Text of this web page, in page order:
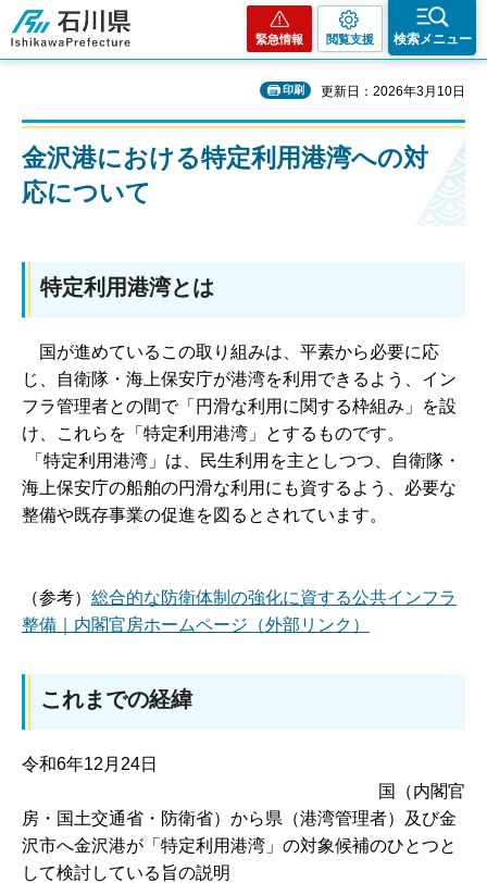
石川県
緊急情報 閲覧支援 検索メニュー
印刷 更新日：2026年3月10日
金沢港における特定利用港湾への対
応について
特定利用港湾とは
国が進めているこの取り組みは、平素から必要に応
じ、自衛隊・海上保安庁が港湾を利用できるよう、イン
フラ管理者との間で「円滑な利用に関する枠組み」を設
け、これらを「特定利用港湾」とするものです。
「特定利用港湾」は、民生利用を主としつつ、自衛隊・
海上保安庁の船舶の円滑な利用にも資するよう、必要な
整備や既存事業の促進を図るとされています。
（参考） 総合的な防衛体制の強化に資する公共インフラ
整備｜内閣官房ホームページ（外部リンク）
これまでの経緯
令和6年12月24日
国（内閣官
房・国土交通省・防衛省）から県（港湾管理者）及び金
沢市へ金沢港が「特定利用港湾」の対象候補のひとつと
して検討している旨の説明